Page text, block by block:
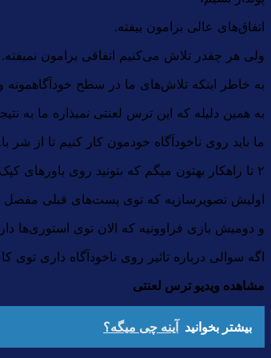
اتفاق‌های عالی برامون بیفته.
ولی هر چقدر تلاش می‌کنیم اتفاقی برامون نمیفته.
به خاطر اینکه تلاش‌های ما در سطح
به همین دلیله که این ترس لعنتی نمیذاره ما به
ما باید روی ناخودآگاه خودمون کار کنیم تا از
۲ تا راهکار بهتون میگم که بتونید روی باورهای کپک‌زده و ناخودآگاه خودتون تاثیر بذارید.
اولیش تصویرسازیه که توی پست‌های قبلی
و دومیش بازی فراوونیه که الان توی استوری‌ها
اگه سوالی درباره تاثیر روی ناخودآگاه داری توی
مشاهده ویدیو ترس لعنتی
بیشتر بخوانید آینه چی میگه؟